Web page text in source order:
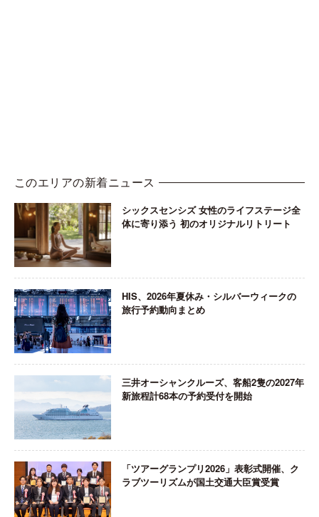
このエリアの新着ニュース
シックスセンシズ 女性のライフステージ全
体に寄り添う 初のオリジナルリトリート
HIS、2026年夏休み・シルバーウィークの
旅行予約動向まとめ
三井オーシャンクルーズ、客船2隻の2027年
新旅程計68本の予約受付を開始
「ツアーグランプリ2026」表彰式開催、ク
ラブツーリズムが国土交通大臣賞受賞